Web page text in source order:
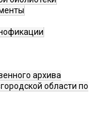
архива
области по